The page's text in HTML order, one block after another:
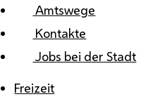
Amtswege
Kontakte
Jobs bei der Stadt
Freizeit